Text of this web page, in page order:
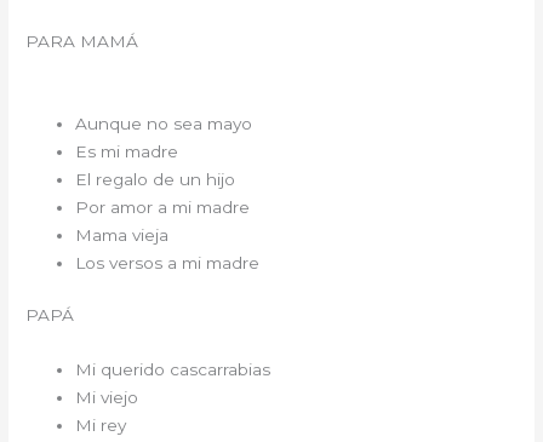
PARA MAMÁ
Aunque no sea mayo
Es mi madre
El regalo de un hijo
Por amor a mi madre
Mama vieja
Los versos a mi madre
PAPÁ
Mi querido cascarrabias
Mi viejo
Mi rey